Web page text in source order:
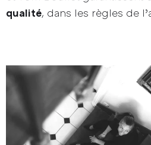
qualité, dans les règles de